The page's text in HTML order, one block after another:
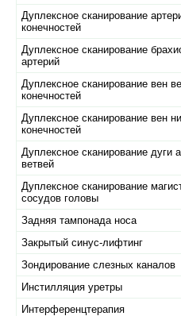
Дуплексное сканирование
конечностей
Дуплексное сканирование
артерий
Дуплексное сканирование вен
конечностей
Дуплексное сканирование вен
конечностей
Дуплексное сканирование дуги
ветвей
Дуплексное сканирование
сосудов головы
Задняя тампонада носа
Закрытый синус-лифтинг
Зондирование слезных каналов
Инстилляция уретры
Интерференцтерапия